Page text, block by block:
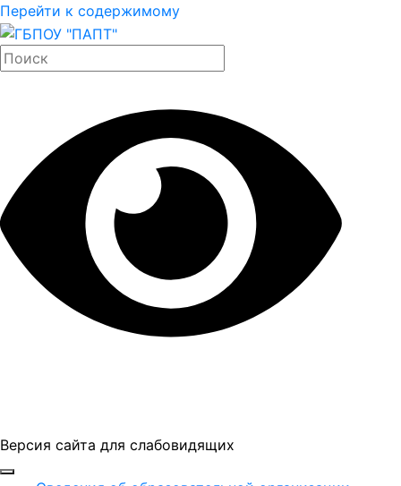
Перейти к содержимому
Версия сайта для слабовидящих
ГБПОУ "ПАПТ"